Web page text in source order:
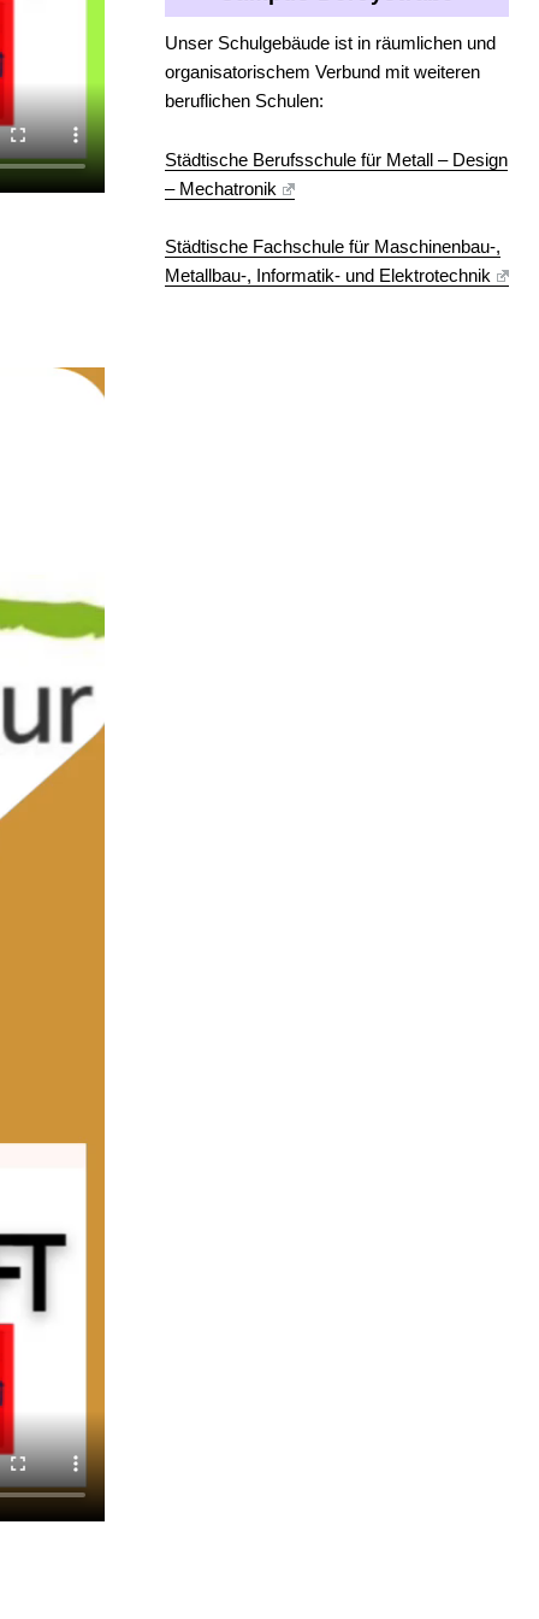
Unser Schulgebäude ist in räumlichen und
organisatorischem Verbund mit weiteren
beruflichen Schulen:
Städtische Berufsschule für Metall – Design
– Mechatronik
Städtische Fachschule für Maschinenbau-,
Metallbau-, Informatik- und Elektrotechnik